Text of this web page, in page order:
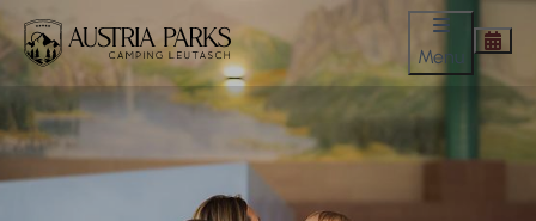
Menu